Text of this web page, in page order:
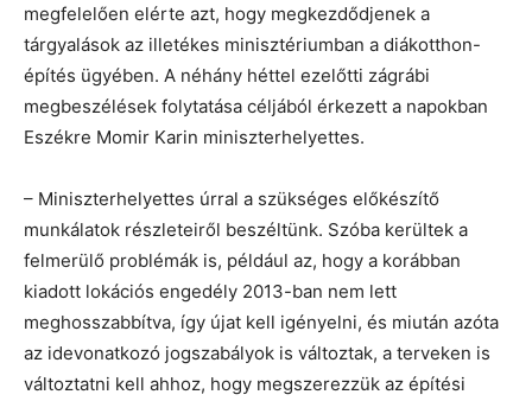
megfelelően elérte azt, hogy megkezdődjenek a
tárgyalások az illetékes minisztériumban a diákotthon-
építés ügyében. A néhány héttel ezelőtti zágrábi
megbeszélések folytatása céljából érkezett a napokban
Eszékre Momir Karin miniszterhelyettes.
– Miniszterhelyettes úrral a szükséges előkészítő
munkálatok részleteiről beszéltünk. Szóba kerültek a
felmerülő problémák is, például az, hogy a korábban
kiadott lokációs engedély 2013-ban nem lett
meghosszabbítva, így újat kell igényelni, és miután azóta
az idevonatkozó jogszabályok is változtak, a terveken is
változtatni kell ahhoz, hogy megszerezzük az építési